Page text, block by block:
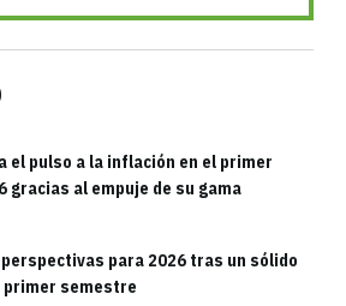
el pulso a la inflación en el primer
gracias al empuje de su gama
para 2026 tras un sólido
primer semestre